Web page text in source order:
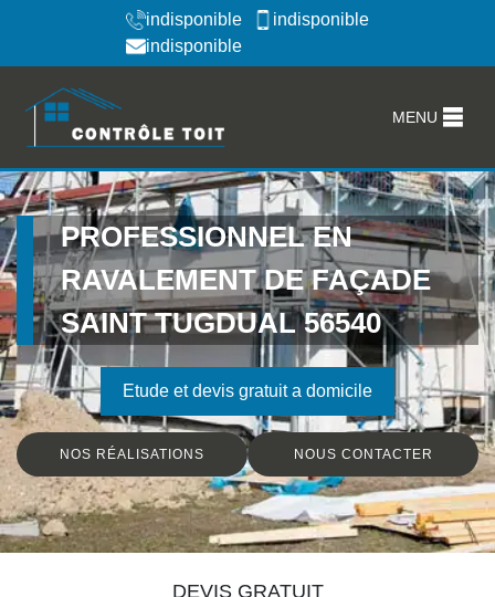
indisponible
indisponible
indisponible
MENU
PROFESSIONNEL EN
RAVALEMENT DE FAÇADE
SAINT TUGDUAL 56540
Etude et devis gratuit a domicile
NOS RÉALISATIONS NOUS CONTACTER
DEVIS GRATUIT